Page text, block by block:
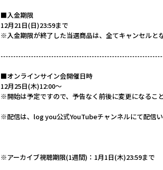
■入金期限
12月21日(日)23:59まで
※入金期限が終了した当選商品は、全てキャンセルと
■オンラインサイン会開催日時
12月25日(木)12:00〜
※開始は予定ですので、予告なく前後に変更になるこ
※配信は、log you公式YouTubeチャンネルにて配信い
※アーカイブ視聴期限(1週間)：1月1日(木)23:59まで